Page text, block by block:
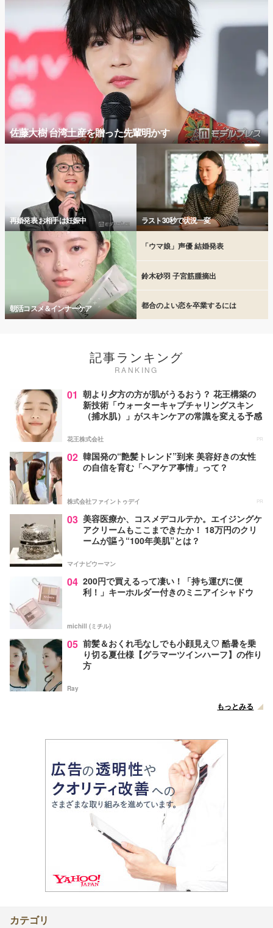
佐藤大樹 台湾土産を贈った先輩明かす
再婚発表 お相手は妊娠中 ラスト30秒で状況一変
朝活コスメ＆インナーケア
「ウマ娘」声優 結婚発表
鈴木砂羽 子宮筋腫摘出
都合のよい恋を卒業するには
記事ランキング
RANKING
01 朝より夕方の方が肌がうるおう？ 花王構築の
新技術「ウォーターキャプチャリングスキン
（捕水肌）」がスキンケアの常識を変える予感
花王株式会社 PR
02 韓国発の“艶髪トレンド”到来 美容好きの女性
の自信を育む「ヘアケア事情」って？
株式会社ファイントゥデイ PR
03 美容医療か、コスメデコルテか。エイジングケ
アクリームもここまできたか！ 18万円のクリ
ームが謳う“100年美肌”とは？
マイナビウーマン
04 200円で買えるって凄い！「持ち運びに便
利！」キーホルダー付きのミニアイシャドウ
michill (ミチル)
05 前髪＆おくれ毛なしでも小顔見え♡ 酷暑を乗
り切る夏仕様【グラマーツインハーフ】の作り
方
Ray
もっとみる
カテゴリ